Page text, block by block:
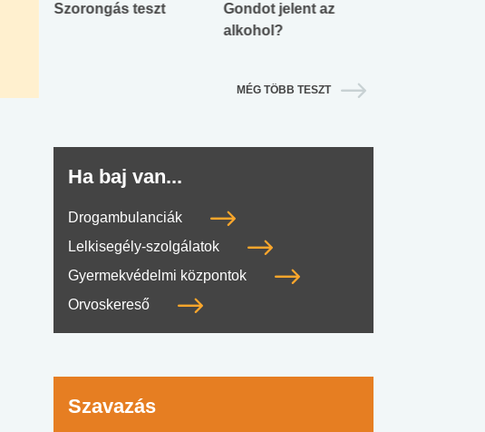
Szorongás teszt
Gondot jelent az
alkohol?
MÉG TÖBB TESZT
Ha baj van...
Drogambulanciák
Lelkisegély-szolgálatok
Gyermekvédelmi központok
Orvoskereső
Szavazás